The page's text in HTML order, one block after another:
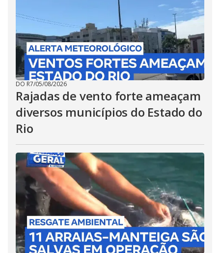
DO R7/05/08/2026
Rajadas de vento forte ameaçam
diversos municípios do Estado do
Rio